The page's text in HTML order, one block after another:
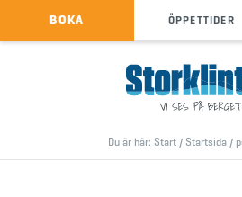
KÖP SKIPASS
•
Telefonbokning :
ÖPPETTIDER
BOKA
Du är här: Start / Startsida /